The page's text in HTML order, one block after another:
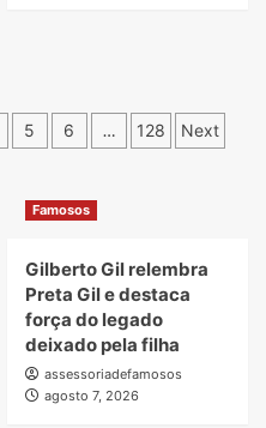
agentes
de
simplificar
a
de
lojas
virtuais
5 6 … 128 Next
Famosos
Gilberto Gil relembra
Preta Gil e destaca
força do legado
deixado pela filha
assessoriadefamosos
agosto 7, 2026